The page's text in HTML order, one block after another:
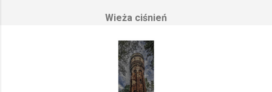
fundamenty modułu infrastruktury wodnej, zaplanowanej dla
Podstawową funkcją wież ciśnień jest zwiększanie ciśnienia
wody do dystrybucji. Zasada działania wieży ciśnień Cechą
priorytetową przy projektowaniu wieży ciśnień jest wyszukanie
Wieża ciśnień